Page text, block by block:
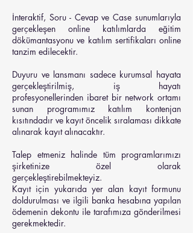
İnteraktif, Soru - Cevap ve Case sunumlarıyla
gerçekleşen online katılımlarda eğitim
dökümantasyonu ve katılım sertifikaları online
tanzim edilecektir.
Duyuru ve lansmanı sadece kurumsal hayata
gerçekleştirilmiş, iş hayatı
profesyonellerinden ibaret bir network ortamı
sunan programımız katılım kontenjan
kısıtındadır ve kayıt öncelik sıralaması dikkate
alınarak kayıt alınacaktır.
Talep etmeniz halinde tüm programlarımızı
şirketinize özel olarak
gerçekleştirebilmekteyiz.
​Kayıt için yukarıda yer alan kayıt formunu
doldurulması ve ilgili banka hesabına yapılan
ödemenin dekontu ile tarafımıza gönderilmesi
gerekmektedir.